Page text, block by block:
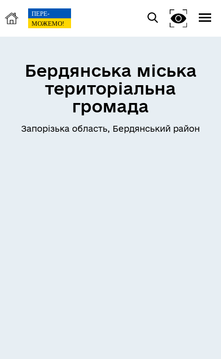
Бердянська міська
територіальна
громада
Запорізька область, Бердянський район